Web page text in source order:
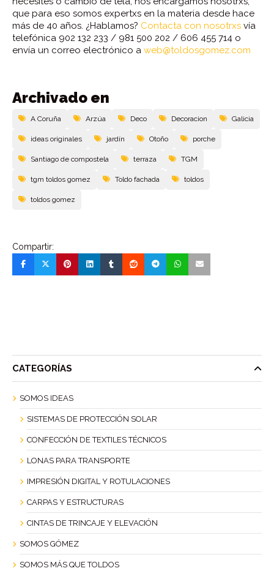
que para eso somos expertxs en la materia desde hace
más de 40 años. ¿Hablamos? Contacta con nosotrxs vía
telefónica 902 132 233 / 981 500 202 / 606 455 714 o
envía un correo electrónico a web@toldosgomez.com
Archivado en
A Coruña Arzúa Deco Decoracion Galicia
ideas originales jardín Otoño porche
Santiago de compostela terraza TGM
tgm toldos gomez Toldo fachada toldos
toldos gomez
Compartir:
CATEGORÍAS
SOMOS IDEAS
SISTEMAS DE PROTECCIÓN SOLAR
CONFECCIÓN DE TEXTILES TÉCNICOS
LONAS PARA TRANSPORTE
IMPRESIÓN DIGITAL Y ROTULACIONES
CARPAS Y ESTRUCTURAS
CINTAS DE TRINCAJE Y ELEVACIÓN
SOMOS GÓMEZ
SOMOS MÁS QUE TOLDOS